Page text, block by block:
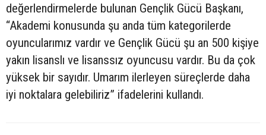
değerlendirmelerde bulunan Gençlik Gücü Başkanı,
“Akademi konusunda şu anda tüm kategorilerde
oyuncularımız vardır ve Gençlik Gücü şu an 500 kişiye
yakın lisanslı ve lisanssız oyuncusu vardır. Bu da çok
yüksek bir sayıdır. Umarım ilerleyen süreçlerde daha
iyi noktalara gelebiliriz” ifadelerini kullandı.